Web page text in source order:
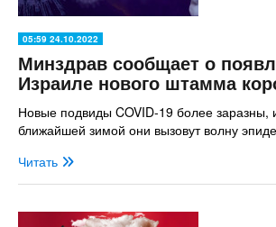
05:59 24.10.2022
Минздрав сообщает о
Израиле нового штамма
Новые подвиды COVID-19 более заразны,
ближайшей зимой они вызовут волну
Читать